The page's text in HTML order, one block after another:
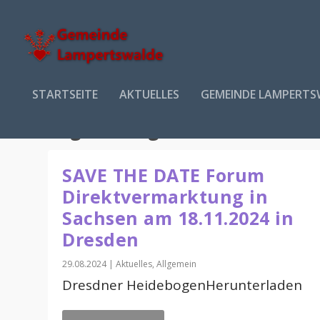
STARTSEITE AKTUELLES GEMEINDE
SAVE THE DATE Forum
Direktvermarktung in
Sachsen am 18.11.2024 in
Dresden
29.08.2024|Aktuelles,Allgemein
Dresdner HeidebogenHerunterladen